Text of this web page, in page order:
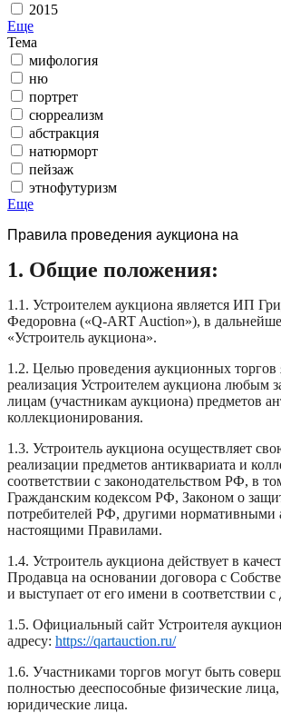
2015
Еще
Тема
мифология
ню
портрет
сюрреализм
абстракция
натюрморт
пейзаж
этнофутуризм
Еще
Правила проведения аукциона на
1. Общие положения:
1.1. Устроителем аукциона является ИП
Федоровна («Q-ART Auction»), в
«Устроитель аукциона».
1.2. Целью проведения аукционных торгов
реализация Устроителем аукциона любым
лицам (участникам аукциона) предметов
коллекционирования.
1.3. Устроитель аукциона осуществляет
реализации предметов антиквариата и
соответствии с законодательством РФ, в
Гражданским кодексом РФ, Законом о
потребителей РФ, другими нормативными
настоящими Правилами.
1.4. Устроитель аукциона действует в
Продавца на основании договора с
и выступает от его имени в соответствии с
1.5. Официальный сайт Устроителя
адресу: https://qartauction.ru/
1.6. Участниками торгов могут быть
полностью дееспособные физические
юридические лица.